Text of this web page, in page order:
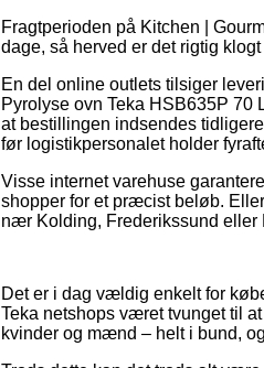
Fragtperioden på Kitchen |
dage, så herved er det rigtig
En del online outlets tilsiger
Pyrolyse ovn Teka HSB635P 70
at bestillingen indsendes
før logistikpersonalet holder
Visse internet varehuse
shopper for et præcist beløb.
nær Kolding, Frederikssund eller
Det er i dag vældig enkelt for
Teka netshops været tvunget til
kvinder og mænd – helt i bund,